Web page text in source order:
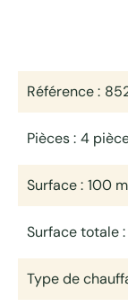
Référence
Pièces 4
Surface 100
Surface totale
Type de